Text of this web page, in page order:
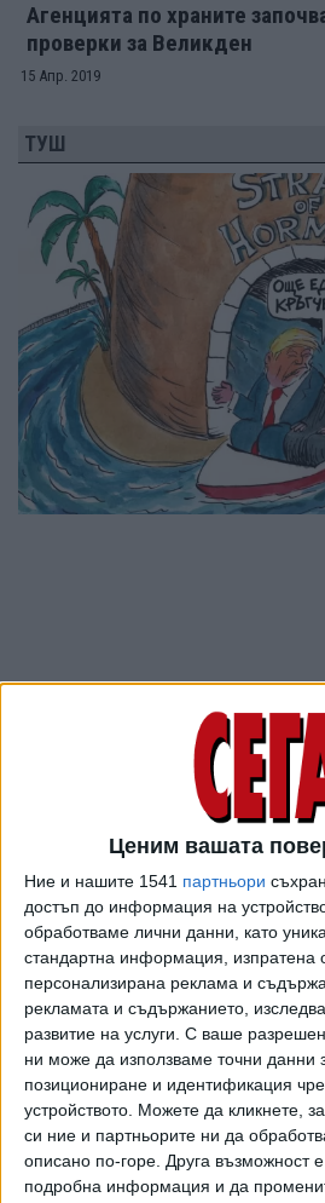
Ценим вашата
Ние и нашите 1541 партньори
достъп до информация на
обработваме лични данни, като
стандартна информация, изпратена
персонализирана реклама и
рекламата и съдържанието,
развитие на услуги. С ваше
ни може да използваме точни данни
позициониране и идентификация
устройството. Можете да кликнете,
си ние и партньорите ни да
описано по-горе. Друга възможност
подробна информация и да
Агенцията по храните
проверки за Великден
15 Апр. 2019
ТУШ
Хавайската Богородица заплака
Видео